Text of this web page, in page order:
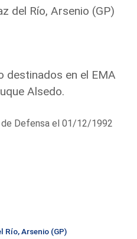
del Río, Arsenio (GP)
destinados en el EMA
Alsedo.
de Defensa el 01/12/1992
Río, Arsenio (GP)